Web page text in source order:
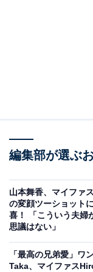
編集部が選ぶ
山本舞香、マイファ
の変顔ツーショット
喜！ 「こういう夫婦
思議はない」
「最高の兄弟愛」ワ
Taka、マイファス